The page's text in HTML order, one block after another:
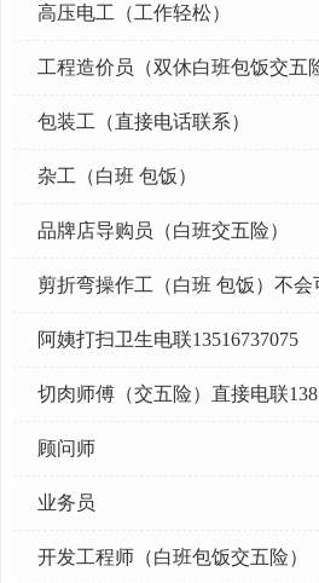
高压电工（工作轻松）
包装工（直接电话联系）
杂工（白班 包饭）
品牌店导购员（白班交五险）
剪折弯操作工（白班 包饭）不会
阿姨打扫卫生电联13516737075
切肉师傅（交五险）直接电联
顾问师
业务员
开发工程师（白班包饭交五险）